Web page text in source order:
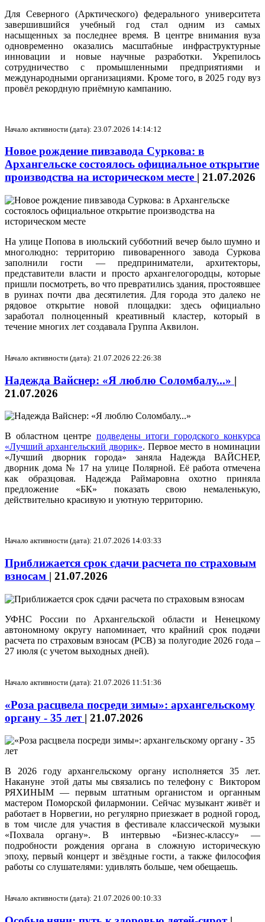
Для Северного (Арктического) федерального университета
завершившийся учебный год стал одним из самых
насыщенных за последнее время. В центре внимания вуза
одновременно оказались масштабные инфраструктурные
инновации и новые научные разработки. Укрепилось
сотрудничество с промышленными предприятиями и
международными организациями. Кроме того, в 2025 году вуз
провёл рекордную приёмную кампанию.
Начало активности (дата): 23.07.2026 14:14:12
Новое рождение пивзавода Суркова: в
Архангельске состоялось официальное открытие
производства на историческом месте | 21.07.2026
На улице Попова в июльский субботний вечер было шумно и
многолюдно: территорию пивоваренного завода Суркова
заполнили гости — предприниматели, архитекторы,
представители власти и просто архангелогородцы, которые
пришли посмотреть, во что превратились здания, простоявшее
в руинах почти два десятилетия. Для города это далеко не
рядовое открытие новой площадки: здесь официально
заработал полноценный креативный кластер, который в
течение многих лет создавала Группа Аквилон.
Начало активности (дата): 21.07.2026 22:26:38
Надежда Вайснер: «Я люблю Соломбалу...» |
21.07.2026
В областном центре подведены итоги городского конкурса
«Лучший архангельский дворик». Первое место в номинации
«Лучший дворник города» заняла Надежда ВАЙСНЕР,
дворник дома № 17 на улице Полярной. Её работа отмечена
как образцовая. Надежда Раймаровна охотно приняла
предложение «БК» показать свою немаленькую,
действительно красивую и уютную территорию.
Начало активности (дата): 21.07.2026 14:03:33
Приближается срок сдачи расчета по страховым
взносам | 21.07.2026
УФНС России по Архангельской области и Ненецкому
автономному округу напоминает, что крайний срок подачи
расчета по страховым взносам (РСВ) за полугодие 2026 года –
27 июля (с учетом выходных дней).
Начало активности (дата): 21.07.2026 11:51:36
«Роза расцвела посреди зимы»: архангельскому
органу - 35 лет | 21.07.2026
В 2026 году архангельскому органу исполняется 35 лет.
Накануне этой даты мы связались по телефону с Виктором
РЯХИНЫМ — первым штатным органистом и органным
мастером Поморской филармонии. Сейчас музыкант живёт и
работает в Норвегии, но регулярно приезжает в родной город,
в том числе для участия в фестивале классической музыки
«Похвала органу». В интервью «Бизнес-классу» —
подробности рождения органа в сложную историческую
эпоху, первый концерт и звёздные гости, а также философия
работы со слушателями: удивлять больше, чем обещаешь.
Начало активности (дата): 21.07.2026 00:10:33